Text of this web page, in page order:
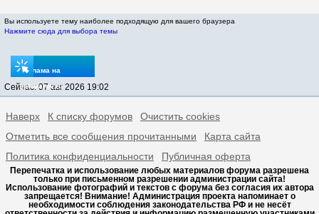
Вы используете тему наиболее подходящую для вашего браузера
Нажмите сюда для выбора темы
Реклама на
sptovarov.ru
Сейчас: 07 авг 2026 19:02
Наверх К списку форумов
Очистить cookies
Отметить все сообщения прочитанными
Карта сайта
Политика конфиденциальности
Публичная оферта